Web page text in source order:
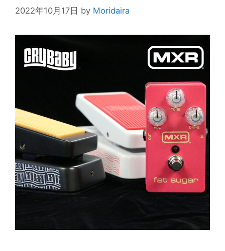
2022年10月17日 by Moridaira